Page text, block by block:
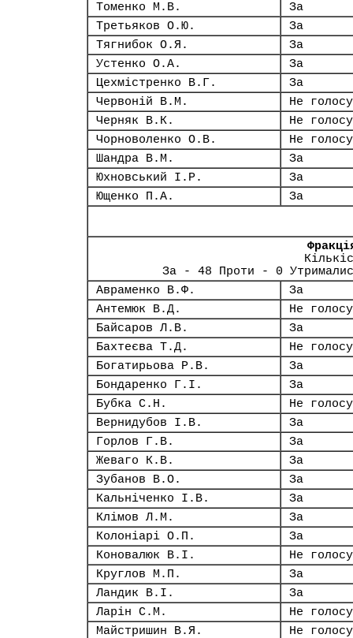
Томенко М.В.
За
Третьяков О.Ю.
За
Тягнибок О.Я.
За
Устенко О.А.
За
Цехмістренко В.Г.
За
Червоній В.М.
Не
Черняк В.К.
Не
Чорноволенко О.В.
Не
Шандра В.М.
За
Юхновський І.Р.
За
Ющенко П.А.
За
За - 48 Проти - 0
Авраменко В.Ф.
За
Антемюк В.Д.
Не
Байсаров Л.В.
За
Бахтеєва Т.Д.
Не
Богатирьова Р.В.
За
Бондаренко Г.І.
За
Бубка С.Н.
Не
Вернидубов І.В.
За
Горлов Г.В.
За
Жеваго К.В.
За
Зубанов В.О.
За
Кальніченко І.В.
За
Клімов Л.М.
За
Колоніарі О.П.
За
Коновалюк В.І.
Не
Круглов М.П.
За
Ландик В.І.
За
Ларін С.М.
Не
Майстришин В.Я.
Не